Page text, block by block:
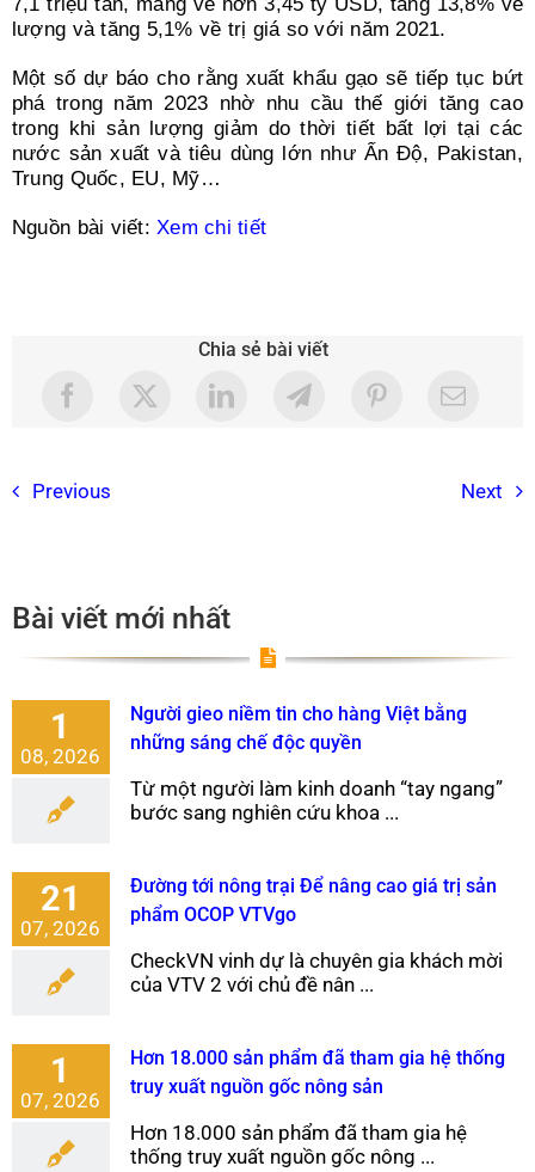
lượng và tăng 5,1% về trị giá so với năm 2021.
Một số dự báo cho rằng xuất khẩu gạo sẽ tiếp tục bứt
phá trong năm 2023 nhờ nhu cầu thế giới tăng cao
trong khi sản lượng giảm do thời tiết bất lợi tại các
nước sản xuất và tiêu dùng lớn như Ấn Độ, Pakistan,
Trung Quốc, EU, Mỹ…
Nguồn bài viết:Xem chi tiết
Chia sẻ bài viết
Previous Next
Bài viết mới nhất
1
08, 2026
Người gieo niềm tin cho hàng Việt bằng
những sáng chế độc quyền
Từ một người làm kinh doanh “tay ngang”
bước sang nghiên cứu khoa ...
21
07, 2026
Đường tới nông trại Để nâng cao giá trị sản
phẩm OCOP VTVgo
CheckVN vinh dự là chuyên gia khách mời
của VTV 2 với chủ đề nân ...
1
07, 2026
Hơn 18.000 sản phẩm đã tham gia hệ thống
truy xuất nguồn gốc nông sản
Hơn 18.000 sản phẩm đã tham gia hệ
thống truy xuất nguồn gốc nông ...